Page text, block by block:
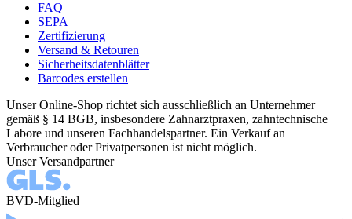
FAQ
SEPA
Zertifizierung
Versand & Retouren
Sicherheitsdatenblätter
Barcodes erstellen
Unser Online-Shop richtet sich ausschließlich an Unternehmer
gemäß § 14 BGB, insbesondere Zahnarztpraxen, zahntechnische
Labore und unseren Fachhandelspartner. Ein Verkauf an
Verbraucher oder Privatpersonen ist nicht möglich.
Unser Versandpartner
BVD-Mitglied